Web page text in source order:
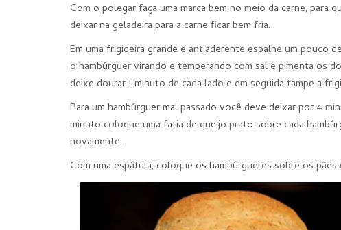
Com o polegar faça uma marca bem no meio da carne,
deixar na geladeira para a carne ficar bem fria.
Em uma frigideira grande e antiaderente espalhe um pouco
o hambúrguer virando e temperando com sal e pimenta os
deixe dourar 1 minuto de cada lado e em seguida tampe a
Para um hambúrguer mal passado você deve deixar por 4
minuto coloque uma fatia de queijo prato sobre cada
novamente.
Com uma espátula, coloque os hambúrgueres sobre os pães